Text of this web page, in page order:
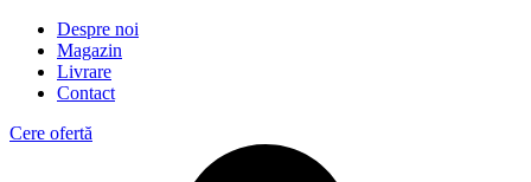
Despre noi
Magazin
Livrare
Contact
Cere ofertă